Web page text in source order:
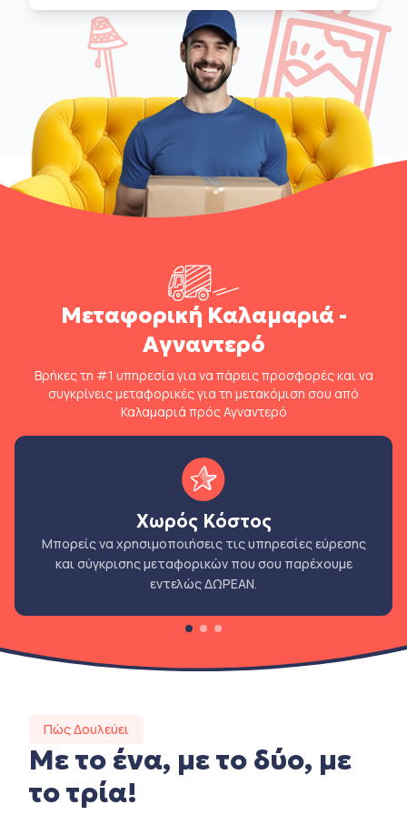
Μεταφορική Καλαμαριά -
Αγναντερό
Βρήκες τη #1 υπηρεσία για να πάρεις προσφορές και να
συγκρίνεις μεταφορικές για τη μετακόμιση σου από
Καλαμαριά πρός Αγναντερό
Χωρός Κόστος
Μπορείς να χρησιμοποιήσεις τις υπηρεσίες εύρεσης
και σύγκρισης μεταφορικών που σου παρέχουμε
εντελώς ΔΩΡΕΑΝ.
Πώς Δουλεύει
Με το ένα, με το δύο, με
το τρία!